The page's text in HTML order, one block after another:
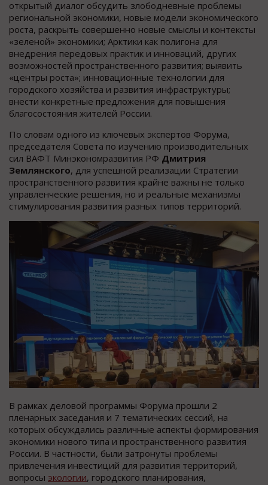
открытый диалог обсудить злободневные проблемы
региональной экономики, новые модели экономического
роста, раскрыть совершенно новые смыслы и контексты
«зеленой» экономики; Арктики как полигона для
внедрения передовых практик и инноваций, других
возможностей пространственного развития; выявить
«центры роста»; инновационные технологии для
городского хозяйства и развития инфраструктуры;
внести конкретные предложения для повышения
благосостояния жителей России.
По словам одного из ключевых экспертов Форума,
председателя Совета по изучению производительных
сил ВАФТ Минэкономразвития РФ Дмитрия
Землянского, для успешной реализации Стратегии
пространственного развития крайне важны не только
управленческие решения, но и реальные механизмы
стимулирования развития разных типов территорий.
В рамках деловой программы Форума прошли 2
пленарных заседания и 7 тематических сессий, на
которых обсуждались различные аспекты формирования
экономики нового типа и пространственного развития
России. В частности, были затронуты проблемы
привлечения инвестиций для развития территорий,
вопросы экологии, городского планирования,